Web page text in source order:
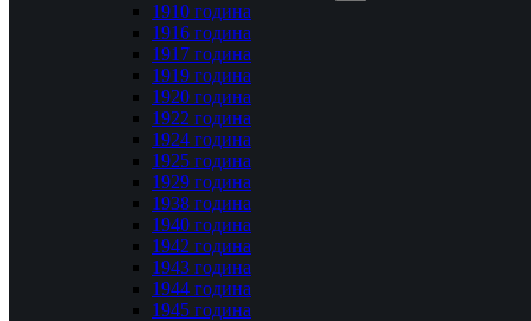
1910 година
1916 година
1917 година
1919 година
1920 година
1922 година
1924 година
1925 година
1929 година
1938 година
1940 година
1942 година
1943 година
1944 година
1945 година